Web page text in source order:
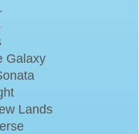
Galaxy
Lands